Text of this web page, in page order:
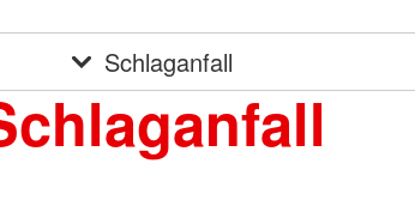
Schlaganfall